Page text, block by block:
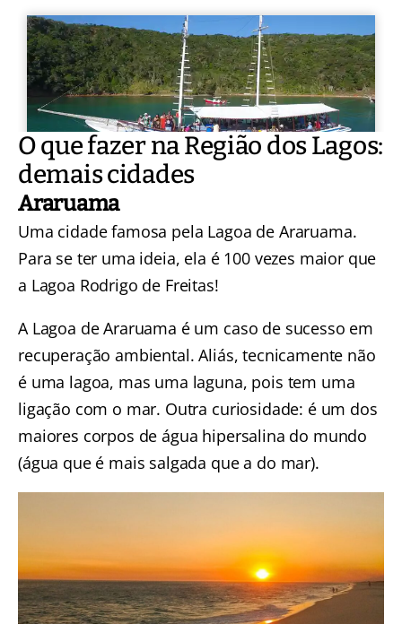
O que fazer na Região dos Lagos:
demais cidades
Araruama
Uma cidade famosa pela Lagoa de Araruama.
Para se ter uma ideia, ela é 100 vezes maior que
a Lagoa Rodrigo de Freitas!
A Lagoa de Araruama é um caso de sucesso em
recuperação ambiental. Aliás, tecnicamente não
é uma lagoa, mas uma laguna, pois tem uma
ligação com o mar. Outra curiosidade: é um dos
maiores corpos de água hipersalina do mundo
(água que é mais salgada que a do mar).